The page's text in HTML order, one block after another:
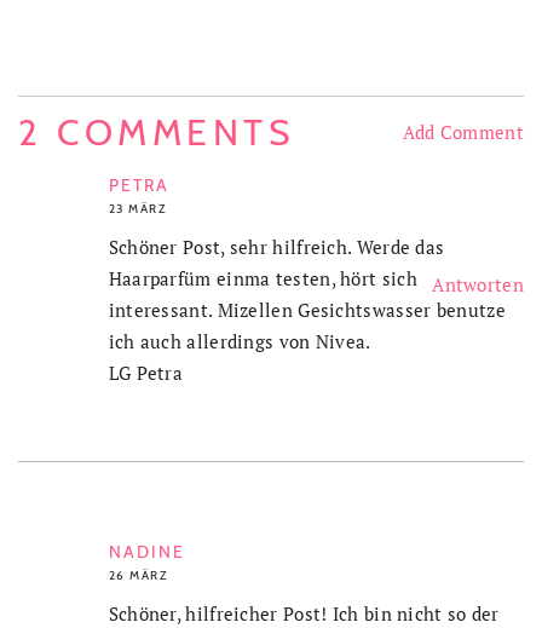
2 COMMENTS Add Comment
PETRA
23 MÄRZ
Schöner Post, sehr hilfreich. Werde das
Haarparfüm einma testen, hört sich
interessant. Mizellen Gesichtswasser benutze
ich auch allerdings von Nivea.
LG Petra
NADINE
26 MÄRZ
Antworten
Schöner, hilfreicher Post! Ich bin nicht so der